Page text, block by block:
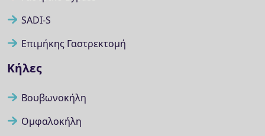
SADI-S
Επιμήκης Γαστρεκτομή
Κήλες
Βουβωνοκήλη
Ομφαλοκήλη